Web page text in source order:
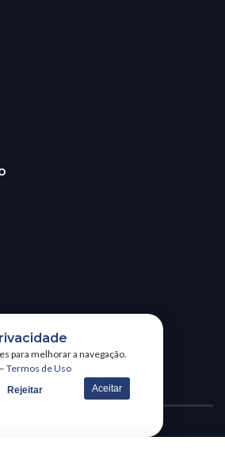
para melhorar a navegação.
– Termos de Uso
Rejeitar Aceitar